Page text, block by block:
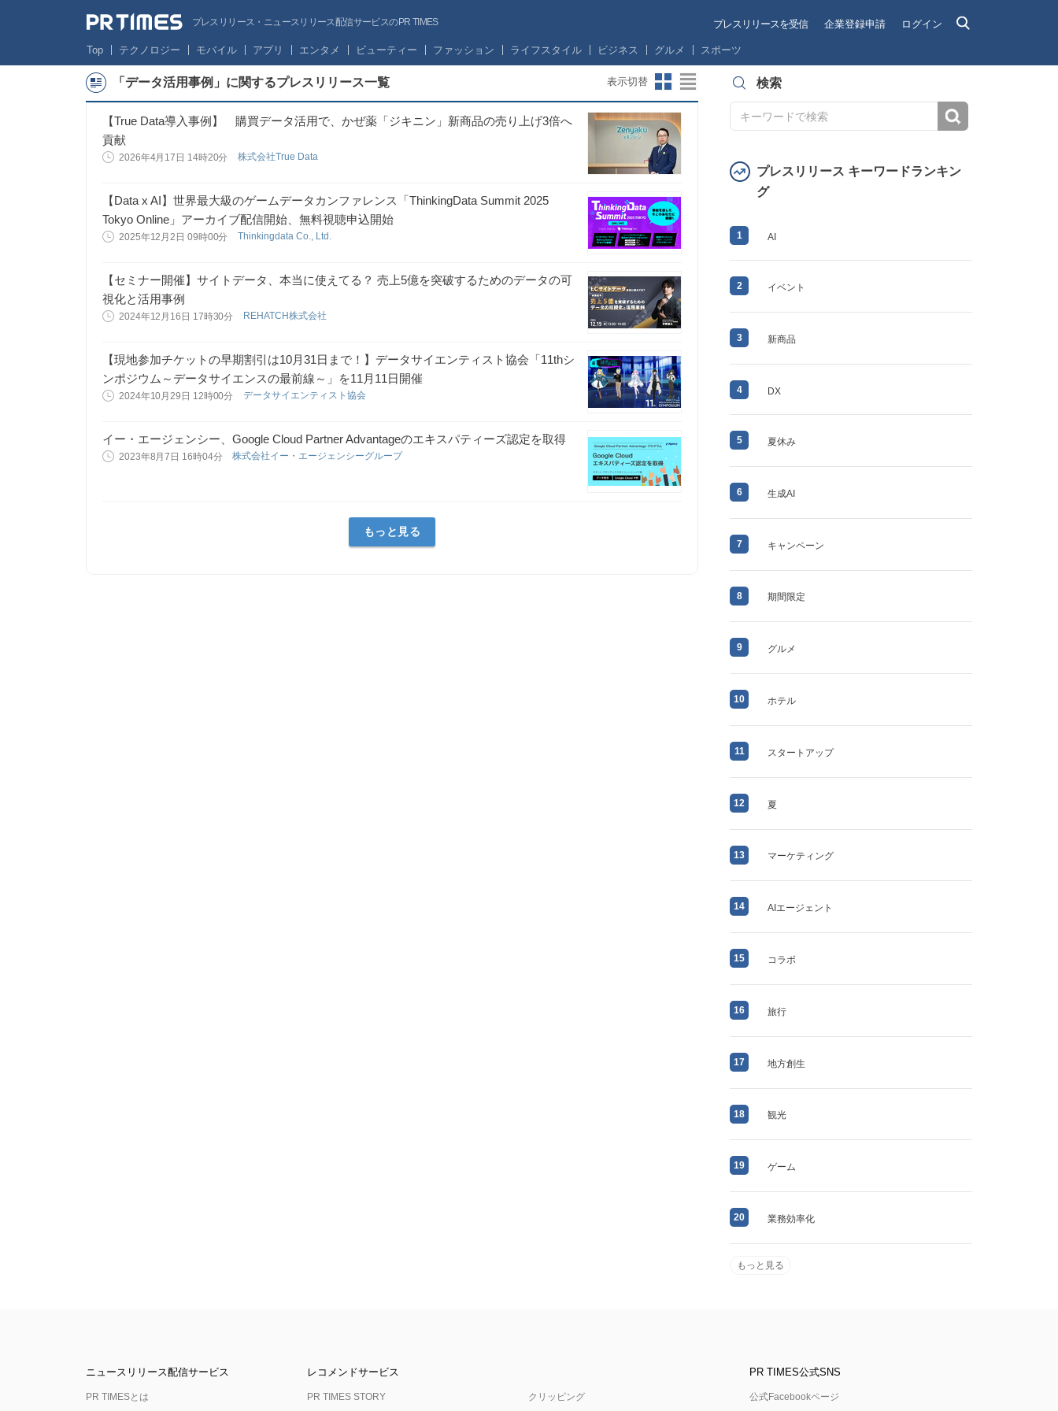
プレスリリース・ニュースリリース配信サービスのPR TIMES プレスリリースを受信 企業登録申請 ログイン
Top テクノロジー モバイル アプリ エンタメ ビューティー ファッション ライフスタイル ビジネス グルメ スポーツ
「データ活用事例」に関するプレスリリース一覧 表示切替
【True Data導入事例】 購買データ活用で、かぜ薬「ジキニン」新商品の売り上げ3倍へ
貢献
2026年4月17日 14時20分 株式会社True Data
【Data x AI】世界最大級のゲームデータカンファレンス「ThinkingData Summit 2025
Tokyo Online」アーカイブ配信開始、無料視聴申込開始
2025年12月2日 09時00分 Thinkingdata Co., Ltd.
【セミナー開催】サイトデータ、本当に使えてる？ 売上5億を突破するためのデータの可
視化と活用事例
2024年12月16日 17時30分 REHATCH株式会社
【現地参加チケットの早期割引は10月31日まで！】データサイエンティスト協会「11thシ
ンポジウム～データサイエンスの最前線～」を11月11日開催
2024年10月29日 12時00分 データサイエンティスト協会
イー・エージェンシー、Google Cloud Partner Advantageのエキスパティーズ認定を取得
2023年8月7日 16時04分 株式会社イー・エージェンシーグループ
もっと見る
検索
プレスリリース キーワードランキン
グ
1 AI
2 イベント
3 新商品
4 DX
5 夏休み
6 生成AI
7 キャンペーン
8 期間限定
9 グルメ
10 ホテル
11 スタートアップ
12 夏
13 マーケティング
14 AIエージェント
15 コラボ
16 旅行
17 地方創生
18 観光
19 ゲーム
20 業務効率化
もっと見る
ニュースリリース配信サービス
PR TIMESとは
レコメンドサービス
PR TIMES STORY クリッピング
PR TIMES公式SNS
公式Facebookページ